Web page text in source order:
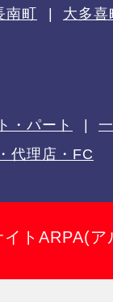
南町
大多喜
・パート
代理店・FC
トARPA(ア